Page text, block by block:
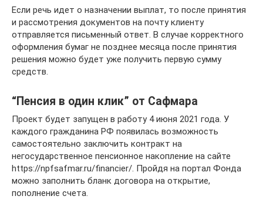
Если речь идет о назначении выплат, то после принятия
и рассмотрения документов на почту клиенту
отправляется письменный ответ. В случае корректного
оформления бумаг не позднее месяца после принятия
решения можно будет уже получить первую сумму
средств.
“Пенсия в один клик” от Сафмара
Проект будет запущен в работу 4 июня 2021 года. У
каждого гражданина РФ появилась возможность
самостоятельно заключить контракт на
негосударственное пенсионное накопление на сайте
https://npfsafmar.ru/financier/. Пройдя на портал Фонда
можно заполнить бланк договора на открытие,
пополнение счета.